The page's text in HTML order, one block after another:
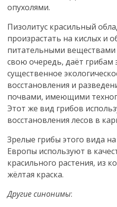
опухолями.
Пизолитус красильный
произрастать на кислых и
питательными веществами
свою очередь, даёт грибам
существенное
восстановления и
почвами, имеющими
Этот же вид грибов
восстановления лесов в
Зрелые грибы этого вида
Европы используют в
красильного растения, из
жёлтая краска.
Другие синонимы: